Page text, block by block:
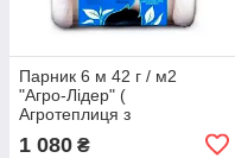
Парник 6 м 42 г / м2
"Агро-Лідер" (
Агротеплиця з
агроволокна) міні парник
1 080 ₴